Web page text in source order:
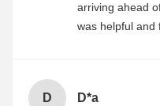
arriving ahead
was helpful and
D D*a